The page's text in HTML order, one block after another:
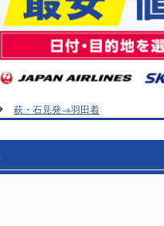
萩・石見発→羽田着